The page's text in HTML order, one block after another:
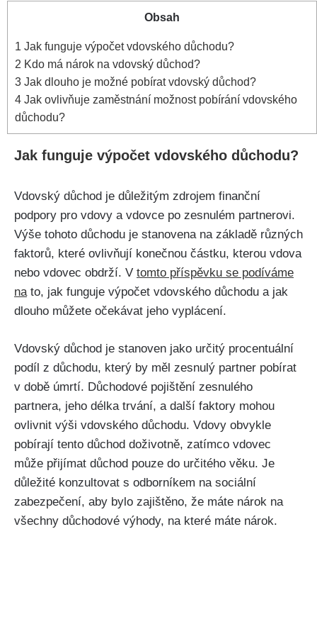
Obsah
1 Jak funguje výpočet vdovského důchodu?
2 Kdo má nárok na vdovský důchod?
3 Jak dlouho je možné pobírat vdovský důchod?
4 Jak ovlivňuje zaměstnání možnost pobírání vdovského
důchodu?
Jak funguje výpočet vdovského důchodu?
Vdovský důchod je důležitým zdrojem finanční
podpory pro vdovy a vdovce po zesnulém partnerovi.
Výše tohoto důchodu je stanovena na základě různých
faktorů, které ovlivňují konečnou částku, kterou vdova
nebo vdovec obdrží. V tomto příspěvku se podíváme
nato, jak funguje výpočet vdovského důchodu a jak
dlouho můžete očekávat jeho vyplácení.
Vdovský důchod je stanoven jako určitý procentuální
podíl z důchodu, který by měl zesnulý partner pobírat
v době úmrtí. Důchodové pojištění zesnulého
partnera, jeho délka trvání, a další faktory mohou
ovlivnit výši vdovského důchodu. Vdovy obvykle
pobírají tento důchod doživotně, zatímco vdovec
může přijímat důchod pouze do určitého věku. Je
důležité konzultovat s odborníkem na sociální
zabezpečení, aby bylo zajištěno, že máte nárok na
všechny důchodové výhody, na které máte nárok.